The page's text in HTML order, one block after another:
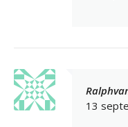
13